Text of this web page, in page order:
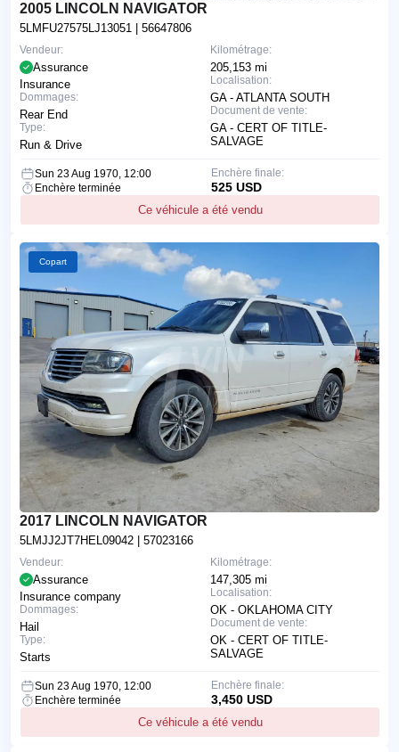
2005 LINCOLN NAVIGATOR
5LMFU27575LJ13051 | 56647806
Kilométrage:
205,153 mi
Localisation:
GA - ATLANTA SOUTH
Document de vente:
GA - CERT OF TITLE-
SALVAGE
Vendeur:
Assurance
Insurance
Dommages:
Rear End
Type:
Run & Drive
Sun 23 Aug 1970, 12:00
Enchère terminée
Ce véhicule a été vendu
Enchère finale:
525 USD
Copart
2017 LINCOLN NAVIGATOR
5LMJJ2JT7HEL09042 | 57023166
Kilométrage:
147,305 mi
Localisation:
OK - OKLAHOMA CITY
Document de vente:
OK - CERT OF TITLE-
SALVAGE
Vendeur:
Assurance
Insurance company
Dommages:
Hail
Type:
Starts
Sun 23 Aug 1970, 12:00
Enchère terminée
Ce véhicule a été vendu
Enchère finale:
3,450 USD